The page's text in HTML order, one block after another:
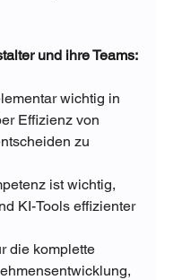
und ihre Teams:
wichtig in
Effizienz von
zu
ist wichtig,
KI-Tools effizienter
die komplette